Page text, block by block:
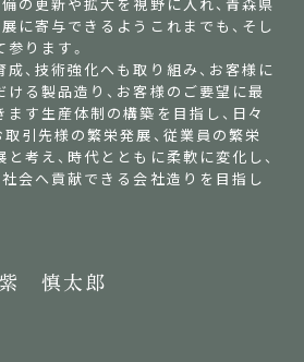
に寄与できるようこれまでも、そし
ります。
、技術強化へも取り組み、お客様に
る製品造り、お客様のご要望に最
す生産体制の構築を目指し、日々
引先様の繁栄発展、従業員の繁栄
考え、時代とともに柔軟に変化し、
会へ貢献できる会社造りを目指し
慎太郎